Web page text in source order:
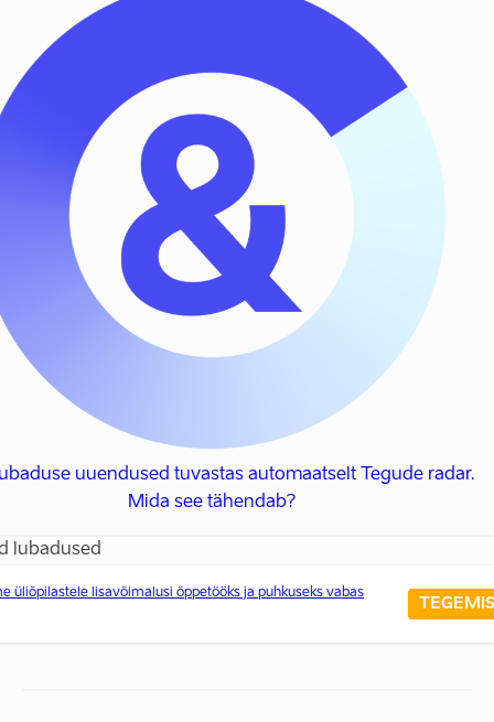
uuendused tuvastas automaatselt Tegude radar.
Mida see tähendab?
lubadused
üliõpilastele lisavõimalusi õppetööks ja puhkuseks vabas